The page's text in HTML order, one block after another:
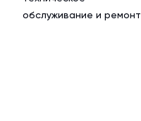
обслуживание и ремонт